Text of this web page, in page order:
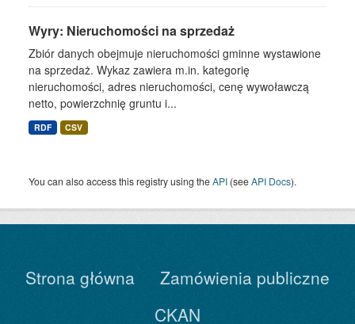
Wyry: Nieruchomości na sprzedaż
Zbiór danych obejmuje nieruchomości gminne wystawione
na sprzedaż. Wykaz zawiera m.in. kategorię
nieruchomości, adres nieruchomości, cenę wywoławczą
netto, powierzchnię gruntu i...
RDF CSV
You can also access this registry using theAPI (seeAPI Docs).
Strona główna
Zamówienia publiczne
CKAN